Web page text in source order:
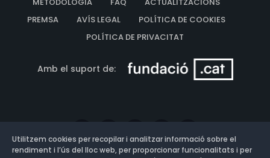
PREMSA
AVÍS LEGAL
POLÍTICA DE COOKIES
POLÍTICA DE PRIVACITAT
Amb el suport de:
Utilitzem cookies per recopilar i analitzar informació sobre el
rendiment i l’ús del lloc web, per proporcionar funcionalitats i per